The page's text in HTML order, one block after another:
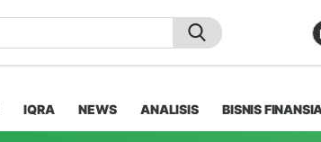
IQRA NEWS ANALISIS BISNIS